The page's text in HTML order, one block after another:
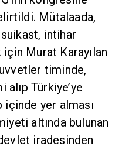
Mütalaada,
intihar
Murat Karayılan
timinde,
Türkiye’ye
yer alması
altında bulunan
iradesinden